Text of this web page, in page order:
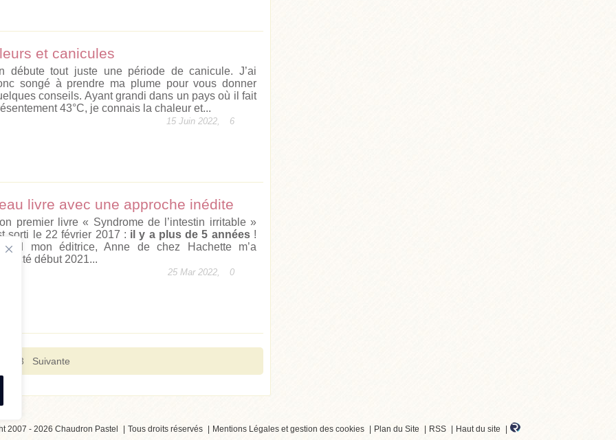
et canicules
débute tout juste une période de canicule. J’ai
songé à prendre ma plume pour vous donner
conseils. Ayant grandi dans un pays où il fait
43°C, je connais la chaleur et...
15 Juin 2022, 6
livre avec une approche inédite
premier livre « Syndrome de l’intestin irritable »
sorti le 22 février 2017 : il y a plus de 5 années!
mon éditrice, Anne de chez Hachette m’a
début 2021...
25 Mar 2022, 0
3 Suivante
2007 - 2026 Chaudron Pastel Tous droits réservés Mentions Légales et gestion des cookies Plan du Site RSS Haut du site